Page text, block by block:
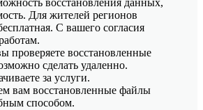
восстановления данных,
Для жителей регионов
С вашего согласия
проверяете восстановленные
сделать удаленно.
за услуги.
вам восстановленные файлы
способом.